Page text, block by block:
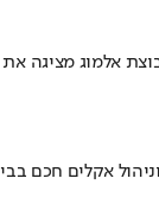
אקלים חכם